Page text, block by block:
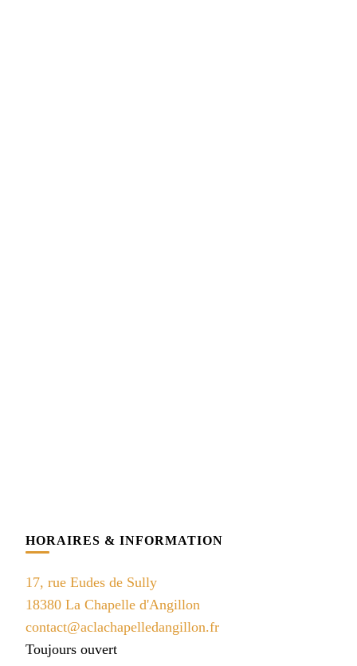
HORAIRES & INFORMATION
17, rue Eudes de Sully
18380 La Chapelle d'Angillon
contact@aclachapelledangillon.fr
Toujours ouvert